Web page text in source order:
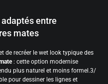
entre
mates
de recréer le wet look typique des
: cette option modernise
plus naturel et moins formel.3/
pour dessiner les lignes et